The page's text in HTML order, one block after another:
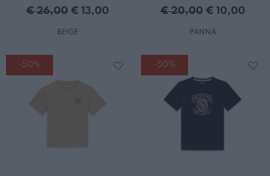
€ 26,00 € 13,00
BEIGE
€ 20,00 € 10,00
PANNA
-50% -50%